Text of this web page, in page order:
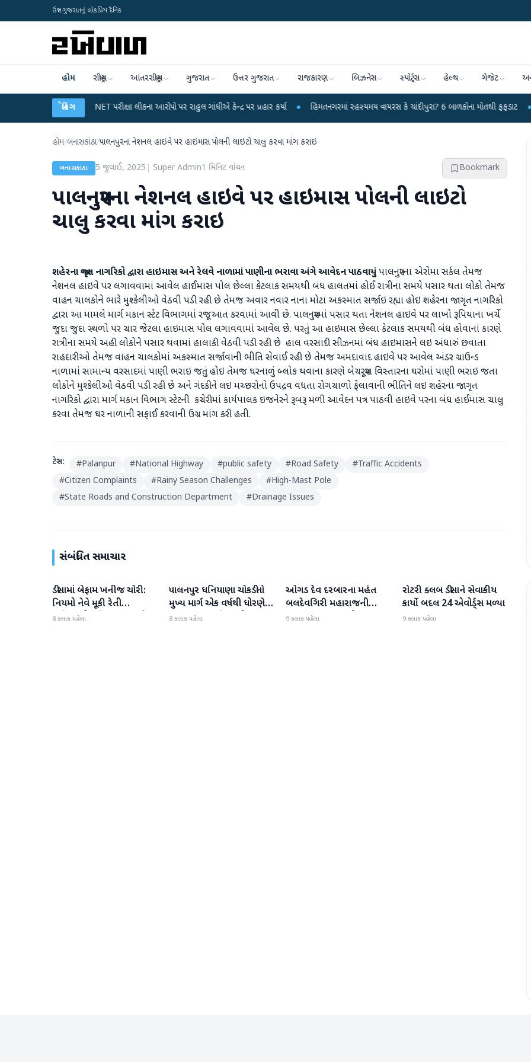
ઉત્તર ગુજરાતનું લોકપ્રિય દૈનિક
હોમ રાષ્ટ્રીય આંતરરાષ્ટ્રીય ગુજરાત ઉત્તર ગુજરાત રાજકારણ બિઝનેસ સ્પોર્ટ્સ હેલ્થ ગેજેટ
બ્રેકિંગ
UGC-NET પરીક્ષા લીકના આરોપો પર રાહુલ ગાંધીએ કેન્દ્ર પર પ્રહાર કર્યા ● હિંમતનગરમાં રહસ્યમય વાયરસ કે ચાંદીપુરા? 6 બાળકોના મોતથી ફફડાટ ● હવામાન
હોમ/બનાસકાંઠા/પાલનપુરના નેશનલ હાઇવે પર હાઇમાસ પોલની લાઇટો ચાલુ કરવા માંગ કરાઇ
બનાસકાંઠા 5 જુલાઈ, 2025 Super Admin1 મિનિટ વાંચન Bookmark
પાલનપુરના નેશનલ હાઇવે પર હાઇમાસ પોલની લાઇટો
ચાલુ કરવા માંગ કરાઇ
શહેરના જાગૃત નાગરિકો દ્વારા હાઇમાસ અને રેલવે નાળામાં પાણીના ભરાવા અંગે આવેદન પાઠવાયુંપાલનપુરના એરોમા સર્કલ તેમજ
નેશનલ હાઇવે પર લગાવવામાં આવેલ હાઈમાસ પોલ છેલ્લા કેટલાક સમયથી બંધ હાલતમાં હોઈ રાત્રીના સમયે પસાર થતા લોકો તેમજ
વાહન ચાલકોને ભારે મુશ્કેલીઓ વેઠવી પડી રહી છે તેમજ અવાર નવાર નાના મોટા અકસ્માત સર્જાઇ રહ્યા હોઇ શહેરના જાગૃત નાગરિકો
દ્વારા આ મામલે માર્ગ મકાન સ્ટેટ વિભાગમાં રજૂઆત કરવામાં આવી છે. પાલનપુરમાં પસાર થતા નેશનલ હાઇવે પર લાખો રૂપિયાના ખર્ચે
જુદા જુદા સ્થળો પર ચાર જેટલા હાઇમાસ પોલ લગાવવામાં આવેલ છે. પરતું આ હાઇમાસ છેલ્લા કેટલાક સમયથી બંધ હોવાનાં કારણે
રાત્રીના સમયે અહી લોકોને પસાર થવામાં હાલાકી વેઠવી પડી રહી છે હાલ વરસાદી સીઝનમાં બંધ હાઇમાસને લઇ અંધારું છવાતા
રાહદારીઓ તેમજ વાહન ચાલકોમાં અકસ્માત સર્જાવાની ભીતિ સેવાઈ રહી છે તેમજ અમદાવાદ હાઇવે પર આવેલ અંડર ગ્રાઉન્ડ
નાળામાં સામાન્ય વરસાદમાં પાણી ભરાઇ જતું હોઇ તેમજ ઘરનાળું બ્લોક થવાના કારણે બેચરપૂરા વિસ્તારના ઘરોમાં પાણી ભરાઇ જતા
લોકોને મુશ્કેલીઓ વેઠવી પડી રહી છે અને ગંદકીને લઇ મચ્છરોનો ઉપદ્રવ વધતા રોગચાળો ફેલાવાની ભીતિને લઇ શહેરના જાગૃત
નાગરિકો દ્વારા માર્ગ મકાન વિભાગ સ્ટેટની કચેરીમાં કાર્યપાલક ઇજનેરને રૂબરૂ મળી આવેદન પત્ર પાઠવી હાઇવે પરના બંધ હાઈમાસ ચાલુ
કરવા તેમજ ઘર નાળાની સફાઈ કરવાની ઉગ્ર માંગ કરી હતી.
ટેગ્સ: #Palanpur #National Highway #public safety #Road Safety #Traffic Accidents
#Citizen Complaints #Rainy Season Challenges #High-Mast Pole
#State Roads and Construction Department #Drainage Issues
સંબંધિત સમાચાર
બનાસકાંઠા
ડીસામાં બેફામ ખનીજ ચોરી:
નિયમો નેવે મૂકી રેતી
માફિયાઓ સક્રિય, તંત્ર સામે
8 કલાક પહેલા
બનાસકાંઠા
પાલનપુર ધનિયાણા ચોકડીનો
મુખ્ય માર્ગ એક વર્ષથી ધોરણે:
ગટરલાઇન પછી રસ્તો ન
8 કલાક પહેલા
બનાસકાંઠા
ઓગડ દેવ દરબારના મહંત
બલદેવગિરી મહારાજની
અટકાયત બાદ જામીન પર
9 કલાક પહેલા
બનાસકાંઠા
રોટરી ક્લબ ડીસાને સેવાકીય
કાર્યો બદલ 24 એવોર્ડ્સ મળ્યા
9 કલાક પહેલા